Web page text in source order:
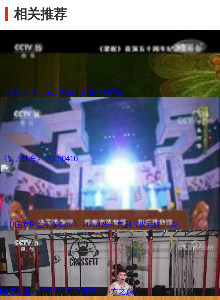
相关推荐
《音乐人生》 20170327 从玫瑰到蝴蝶
《智力快车》 20180410
《中国京剧音配像精粹》 20170930 京剧《状元媒》1/2
[健身动起来]20220405 广场舞《东方之巅》